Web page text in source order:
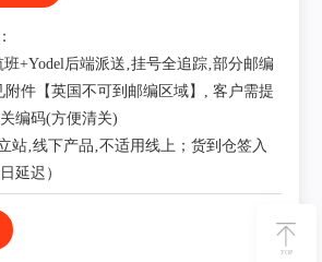
TOP
+Yodel后端派送‚挂号全追踪‚部分邮编
附件【英国不可到邮编区域】, 客户需提
编码(方便清关)
站‚线下产品‚不适用线上；货到仓签入
延迟）